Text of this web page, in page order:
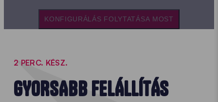
KONFIGURÁLÁS FOLYTATÁSA MOST
2 PERC. KÉSZ.
GYORSABB FELÁLLÍTÁS